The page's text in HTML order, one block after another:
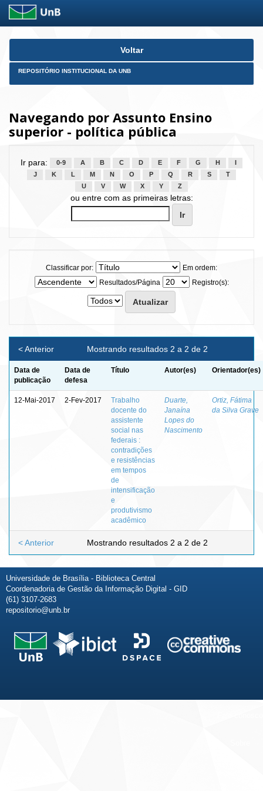
Skip
Voltar
REPOSITÓRIO INSTITUCIONAL DA UNB
Navegando por Assunto Ensino
superior - política pública
Ir para: 0-9 A B C D E F G H
J
K L M N O P Q R S
T
U
V W X Y Z
ou entre com as primeiras letras:
Classificar por:
Em ordem:
Resultados/Página
Registro(s):
Mostrando resultados 2 a 2 de 2
< Anterior
Data de
publicação
Data de
defesa
Título Autor(es) Orientador(es)
12-Mai-2017 2-Fev-2017
Trabalho
docente do
assistente
social nas
federais :
contradições
e resistências
em tempos
de
intensificação
e
produtivismo
acadêmico
Duarte,
Janaína
Lopes do
Nascimento
Ortiz, Fátima
da Silva Grave
Mostrando resultados 2 a 2 de 2
< Anterior
Universidade de Brasília - Biblioteca Central
Coordenadoria de Gestão da Informação Digital - GID
(61) 3107-2683
repositorio@unb.br